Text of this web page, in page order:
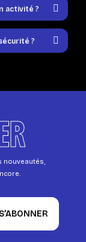
activité ?
?
nouveautés,
S’ABONNER